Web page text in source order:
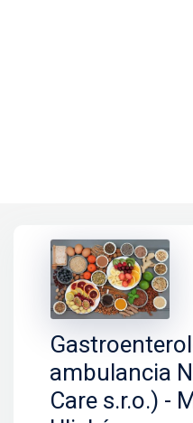
ambulancia
Care s.r.o.) -